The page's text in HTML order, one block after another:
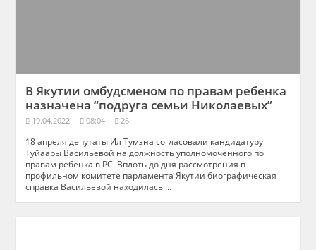
В Якутии омбудсменом по правам ребенка
назначена “подруга семьи Николаевых”
19.04.2022 08:04 26
18 апреля депутаты Ил Тумэна согласовали кандидатуру
Туйаары Васильевой на должность уполномоченного по
правам ребенка в РС. Вплоть до дня рассмотрения в
профильном комитете парламента Якутии биографическая
справка Васильевой находилась ...